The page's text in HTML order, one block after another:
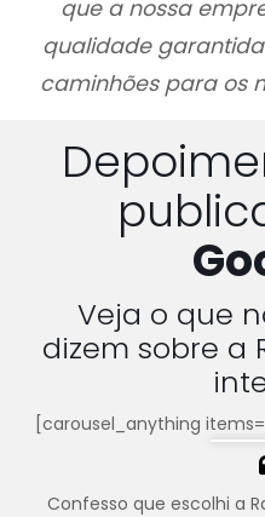
que a nossa
qualidade
caminhões para os
Veja o que
dizem sobre a
[carousel_anything
Confesso que escolhi a